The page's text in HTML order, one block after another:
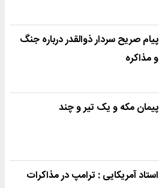
پیام صریح سردار ذوالقدر درباره جنگ
و مذاکره
پیمان مکه و یک تیر و چند
استاد آمریکایی : ترامپ در مذاکرات